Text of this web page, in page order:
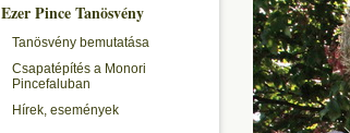
Ezer Pince Tanösvény
Tanösvény bemutatása
Csapatépítés a Monori
Pincefaluban
Hírek, események